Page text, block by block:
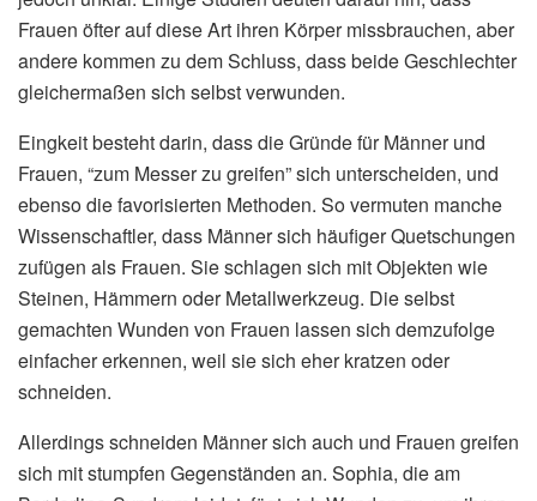
Frauen öfter auf diese Art ihren Körper missbrauchen, aber
andere kommen zu dem Schluss, dass beide Geschlechter
gleichermaßen sich selbst verwunden.
Eingkeit besteht darin, dass die Gründe für Männer und
Frauen, “zum Messer zu greifen” sich unterscheiden, und
ebenso die favorisierten Methoden. So vermuten manche
Wissenschaftler, dass Männer sich häufiger Quetschungen
zufügen als Frauen. Sie schlagen sich mit Objekten wie
Steinen, Hämmern oder Metallwerkzeug. Die selbst
gemachten Wunden von Frauen lassen sich demzufolge
einfacher erkennen, weil sie sich eher kratzen oder
schneiden.
Allerdings schneiden Männer sich auch und Frauen greifen
sich mit stumpfen Gegenständen an. Sophia, die am